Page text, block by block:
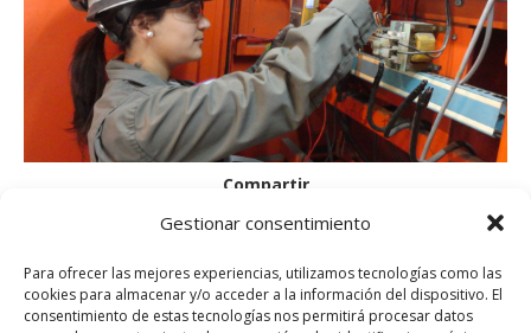
Gestionar consentimiento
Para ofrecer las mejores experiencias, utilizamos tecnologías como las
cookies para almacenar y/o acceder a la información del dispositivo. El
consentimiento de estas tecnologías nos permitirá procesar datos
Compartir
on
Facebook
on
X
on
LinkedIn
on
Pinterest
on
WhatsApp